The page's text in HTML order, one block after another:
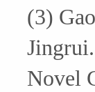
(3)
Novel